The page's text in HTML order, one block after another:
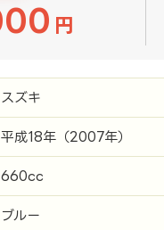
円
スズキ
平成18年（2007年）
660cc
ブルー